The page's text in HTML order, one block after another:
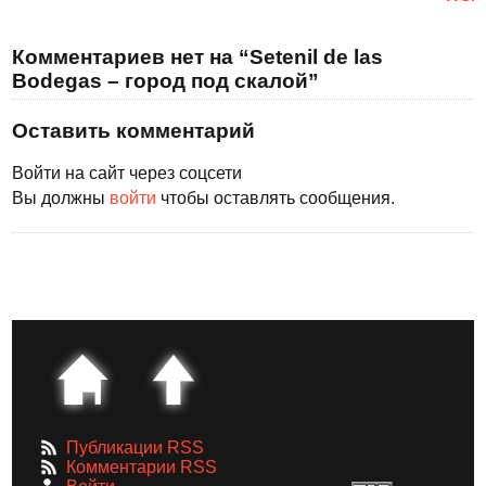
Комментариев нет на “Setenil de las
Bodegas – город под скалой”
Оставить комментарий
Войти на сайт через соцсети
Вы должны войти чтобы оставлять сообщения.
Публикации RSS
Комментарии RSS